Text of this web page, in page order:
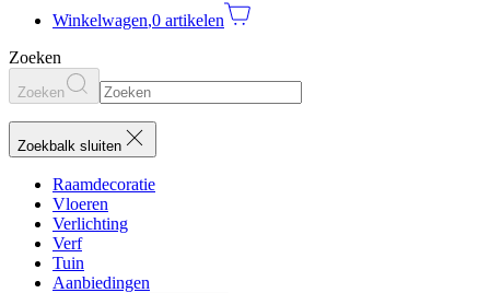
Winkelwagen,0 artikelen
Zoeken
Zoeken
Zoekbalk sluiten
Raamdecoratie
Vloeren
Verlichting
Verf
Tuin
Aanbiedingen